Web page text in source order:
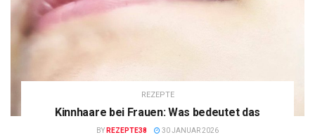
REZEPTE
Kinnhaare bei Frauen: Was bedeutet das
BY REZEPTE38 30 JANUAR 2026